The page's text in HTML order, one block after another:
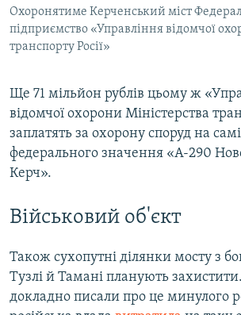
Охоронятиме Керченський міст
підприємство «Управління відомчої
транспорту Росії»
Ще 71 мільйон рублів цьому ж
відомчої охорони Міністерства
заплатять за охорону споруд на
федерального значення «А-290
Керч».
Військовий об'єкт
Також сухопутні ділянки мосту з
Тузлі й Тамані планують захистити.
докладно писали про це минулого